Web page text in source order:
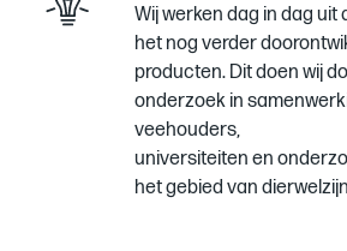
vrije
Cowhouse
Wij werken dag in dag uit
het nog verder
producten. Dit doen wij
onderzoek in
veehouders,
universiteiten en
het gebied van